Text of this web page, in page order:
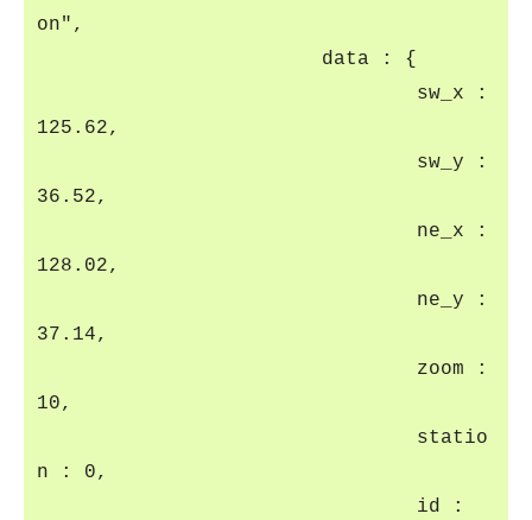
on",
data : {
sw_x :
125.62,
sw_y :
36.52,
ne_x :
128.02,
ne_y :
37.14,
zoom :
10,
statio
n : 0,
id :